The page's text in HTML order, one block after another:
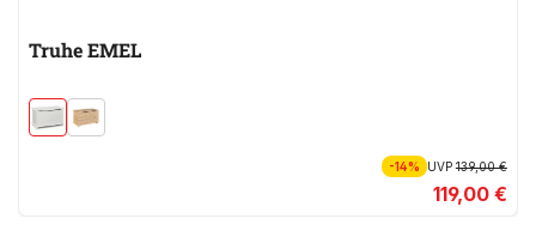
Truhe EMEL
-14% UVP139,00 €
119,00 €